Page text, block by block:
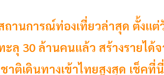
ถานการณ์ท่องเที่ยวล่าสุด ตั้งแ
ลุ 30 ล้านคนแล้ว สร้างรายได้
าติเดินทางเข้าไทยสูงสุด เช็คที่นี่